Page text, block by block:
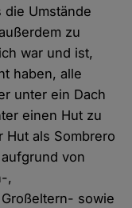
die Umstände
zu
war und ist,
haben, alle
unter ein Dach
einen Hut zu
Hut als Sombrero
von
,
sowie